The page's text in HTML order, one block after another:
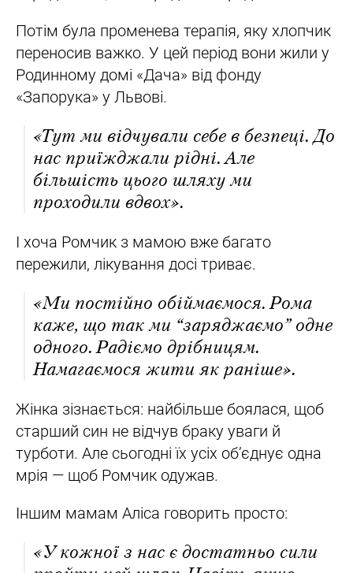
Потім була променева терапія, яку хлопчик
переносив важко. У цей період вони жили у
Родинному домі «Дача» від фонду
«Запорука» у Львові.
«Тут ми відчували себе в безпеці. До
нас приїжджали рідні. Але
більшість цього шляху ми
проходили вдвох».
І хоча Ромчик з мамою вже багато
пережили, лікування досі триває.
«Ми постійно обіймаємося. Рома
каже, що так ми “заряджаємо” одне
одного. Радіємо дрібницям.
Намагаємося жити як раніше».
Жінка зізнається: найбільше боялася, щоб
старший син не відчув браку уваги й
турботи. Але сьогодні їх усіх об’єднує одна
мрія — щоб Ромчик одужав.
Іншим мамам Аліса говорить просто:
«У кожної з нас є достатньо сили